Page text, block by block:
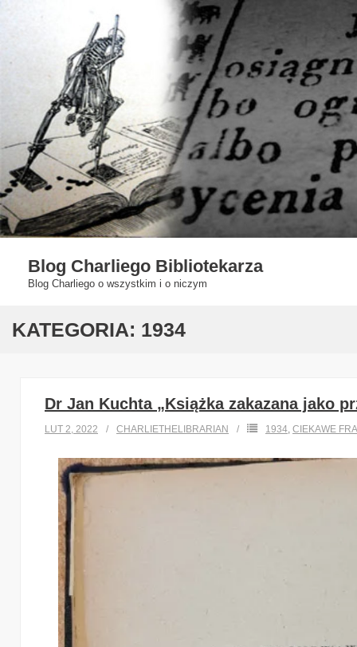
Blog Charliego Bibliotekarza
Blog Charliego o wszystkim i o niczym
KATEGORIA: 1934
Dr Jan Kuchta „Książka zakazana jako
LUT 2, 2022 CHARLIETHELIBRARIAN 1934, CIEKAWE